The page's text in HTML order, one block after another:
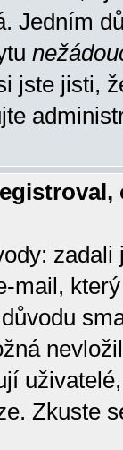
Jedním
jste jisti,
mail,
Zkuste